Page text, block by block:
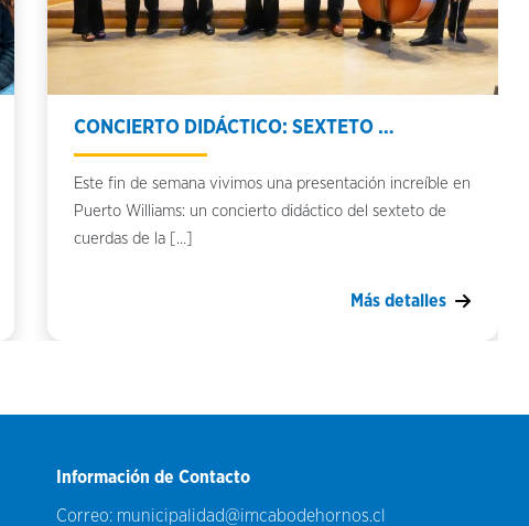
CONCIERTO DIDÁCTICO: SEXTETO …
Este fin de semana vivimos una presentación increíble en
Puerto Williams: un concierto didáctico del sexteto de
cuerdas de la […]
Más detalles
Información de Contacto
Correo: municipalidad@imcabodehornos.cl